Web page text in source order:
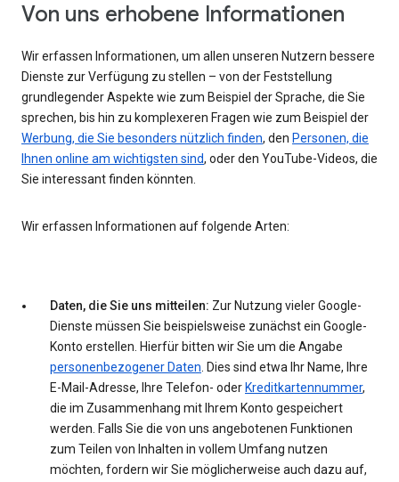
Von uns erhobene Informationen
Wir erfassen Informationen, um allen unseren Nutzern bessere
Dienste zur Verfügung zu stellen – von der Feststellung
grundlegender Aspekte wie zum Beispiel der Sprache, die Sie
sprechen, bis hin zu komplexeren Fragen wie zum Beispiel der
Werbung, die Sie besonders nützlich finden, den Personen, die
Ihnen online am wichtigsten sind, oder den YouTube-Videos, die
Sie interessant finden könnten.
Wir erfassen Informationen auf folgende Arten:
Daten, die Sie uns mitteilen: Zur Nutzung vieler Google-
Dienste müssen Sie beispielsweise zunächst ein Google-
Konto erstellen. Hierfür bitten wir Sie um die Angabe
personenbezogener Daten. Dies sind etwa Ihr Name, Ihre
E-Mail-Adresse, Ihre Telefon- oder Kreditkartennummer,
die im Zusammenhang mit Ihrem Konto gespeichert
werden. Falls Sie die von uns angebotenen Funktionen
zum Teilen von Inhalten in vollem Umfang nutzen
möchten, fordern wir Sie möglicherweise auch dazu auf,